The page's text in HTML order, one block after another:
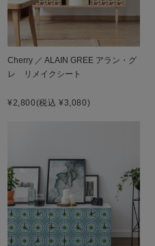
Cherry ／ ALAIN GREE アラン・グ
レ リメイクシート
¥2,800(税込 ¥3,080)